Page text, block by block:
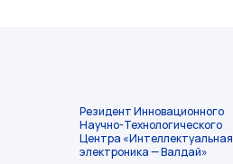
Резидент Инновационного
Научно-Технологического
Центра «Интеллектуальная
электроника — Валдай»